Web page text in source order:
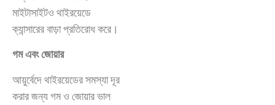
মাইটাসাইটও থাইরয়েডে
ক্যান্সারের বাড়া প্রতিরোধ করে।
গম এবং জোয়ার
আয়ুর্বেদে থাইরয়েডের সমস্যা দূর
করার জন্য গম ও জোয়ার ভাল